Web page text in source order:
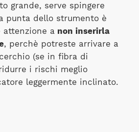
grande, serve spingere
punta dello strumento è
attenzione a non inserirla
, perchè potreste arrivare a
(se in fibra di
i rischi meglio
leggermente inclinato.